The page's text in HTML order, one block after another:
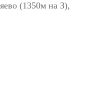
(1350м на З),